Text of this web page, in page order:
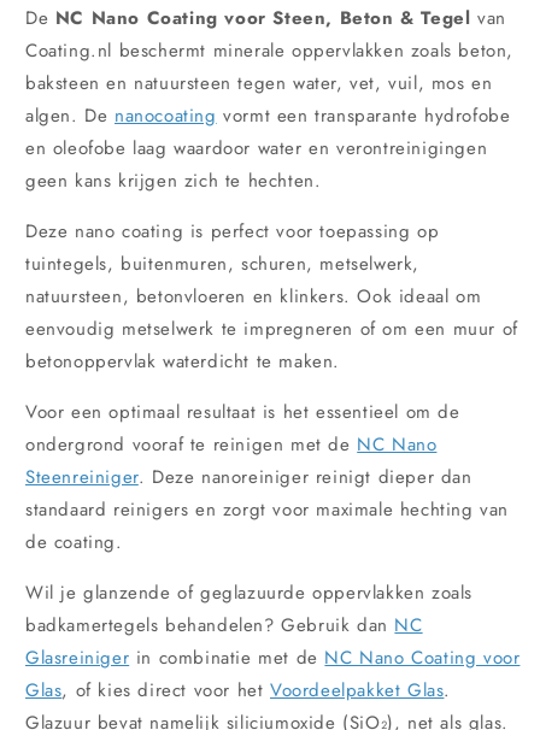
De NC Nano Coating voor Steen, Beton & Tegel van
Coating.nl beschermt minerale oppervlakken zoals beton,
baksteen en natuursteen tegen water, vet, vuil, mos en
algen. De nanocoating vormt een transparante hydrofobe
en oleofobe laag waardoor water en verontreinigingen
geen kans krijgen zich te hechten.
Deze nano coating is perfect voor toepassing op
tuintegels, buitenmuren, schuren, metselwerk,
natuursteen, betonvloeren en klinkers. Ook ideaal om
eenvoudig metselwerk te impregneren of om een muur of
betonoppervlak waterdicht te maken.
Voor een optimaal resultaat is het essentieel om de
ondergrond vooraf te reinigen met de NC Nano
Steenreiniger. Deze nanoreiniger reinigt dieper dan
standaard reinigers en zorgt voor maximale hechting van
de coating.
Wil je glanzende of geglazuurde oppervlakken zoals
badkamertegels behandelen? Gebruik dan NC
Glasreiniger in combinatie met de NC Nano Coating voor
Glas, of kies direct voor hetVoordeelpakket Glas.
Glazuur bevat namelijk siliciumoxide (SiO₂), net als glas.